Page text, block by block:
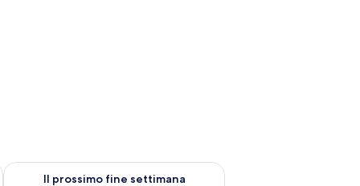
ago 7 - ago 9
Il prossimo fine settimana
Verifica la disponibilità per il prossimo fine settimana, ago 14